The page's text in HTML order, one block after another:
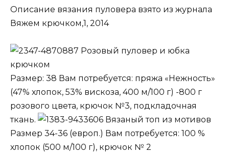
Описание вязания пуловера взято из журнала
Вяжем крючком,1, 2014
Розовый пуловер и юбка
крючком
Размер: 38 Вам потребуется: пряжа «Нежность»
(47% хлопок, 53% вискоза, 400 м/100 г) -800 г
розового цвета, крючок №3, подкладочная
ткань.
Вязаный топ из мотивов
Размер 34-36 (европ.) Вам потребуется: 100 %
хлопок (500 м/100 г), крючок № 2